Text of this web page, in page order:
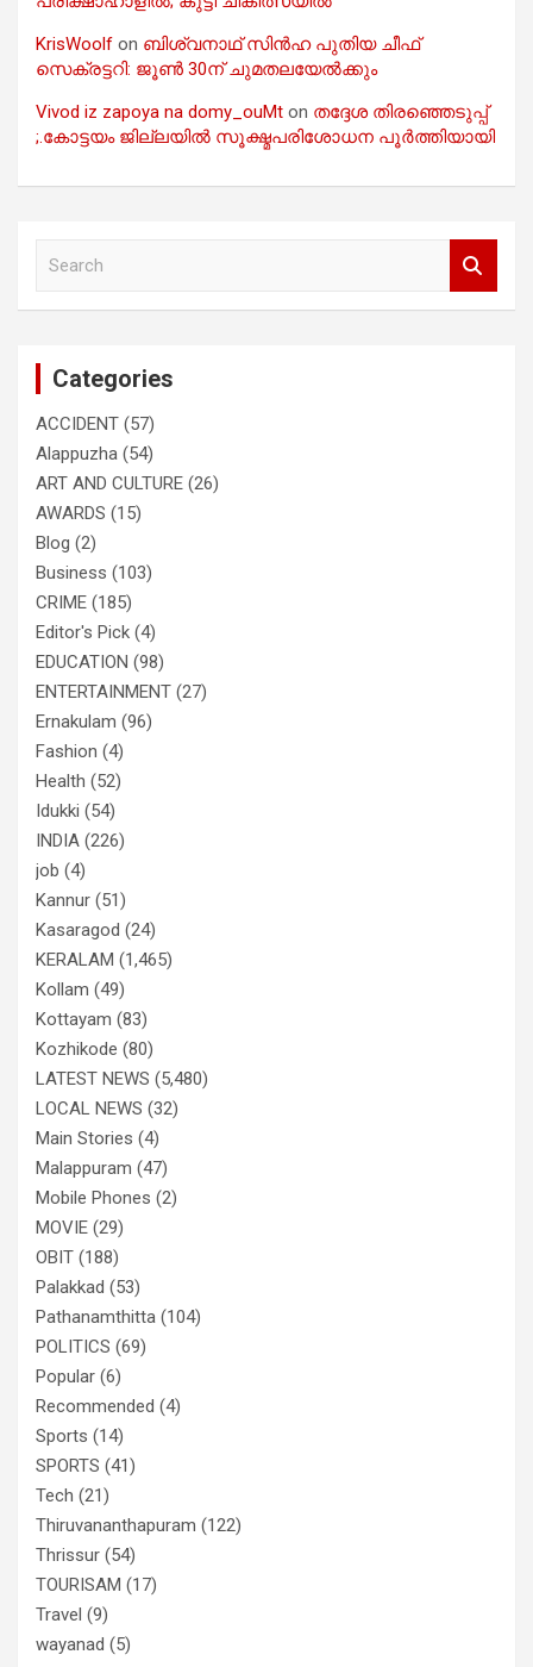
KrisWoolf on ബിശ്വനാഥ് സിൻഹ പുതിയ ചീഫ്
സെക്രട്ടറി: ജൂൺ 30ന് ചുമതലയേൽക്കും
Vivod iz zapoya na domy_ouMt on തദ്ദേശ തിരഞ്ഞെടുപ്പ്
;.കോട്ടയം ജില്ലയിൽ സൂക്ഷ്മപരിശോധന പൂർത്തിയായി
Categories
ACCIDENT (57)
Alappuzha (54)
ART AND CULTURE (26)
AWARDS (15)
Blog (2)
Business (103)
CRIME (185)
Editor's Pick (4)
EDUCATION (98)
ENTERTAINMENT (27)
Ernakulam (96)
Fashion (4)
Health (52)
Idukki (54)
INDIA (226)
job (4)
Kannur (51)
Kasaragod (24)
KERALAM (1,465)
Kollam (49)
Kottayam (83)
Kozhikode (80)
LATEST NEWS (5,480)
LOCAL NEWS (32)
Main Stories (4)
Malappuram (47)
Mobile Phones (2)
MOVIE (29)
OBIT (188)
Palakkad (53)
Pathanamthitta (104)
POLITICS (69)
Popular (6)
Recommended (4)
Sports (14)
SPORTS (41)
Tech (21)
Thiruvananthapuram (122)
Thrissur (54)
TOURISAM (17)
Travel (9)
wayanad (5)